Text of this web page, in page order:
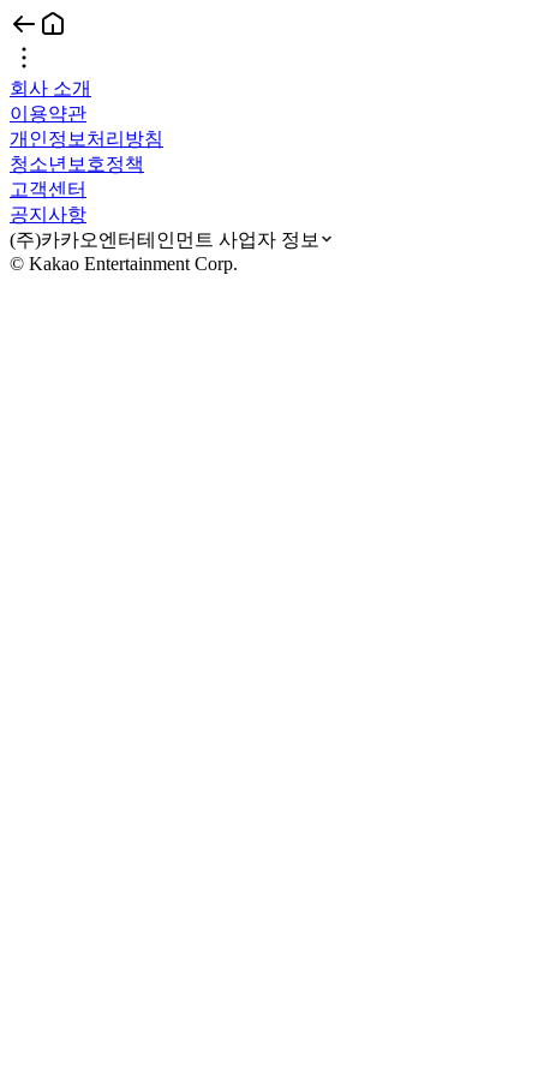
회사 소개
이용약관
개인정보처리방침
청소년보호정책
고객센터
공지사항
(주)카카오엔터테인먼트 사업자 정보
© Kakao Entertainment Corp.